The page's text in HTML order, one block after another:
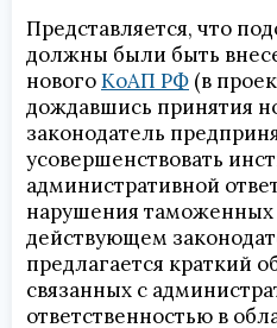
Представляется, что
должны были быть
новогоКоАП РФ (в
дождавшись принятия
законодатель
усовершенствовать
административной
нарушения таможенных
действующем
предлагается краткий
связанных с
ответственностью в